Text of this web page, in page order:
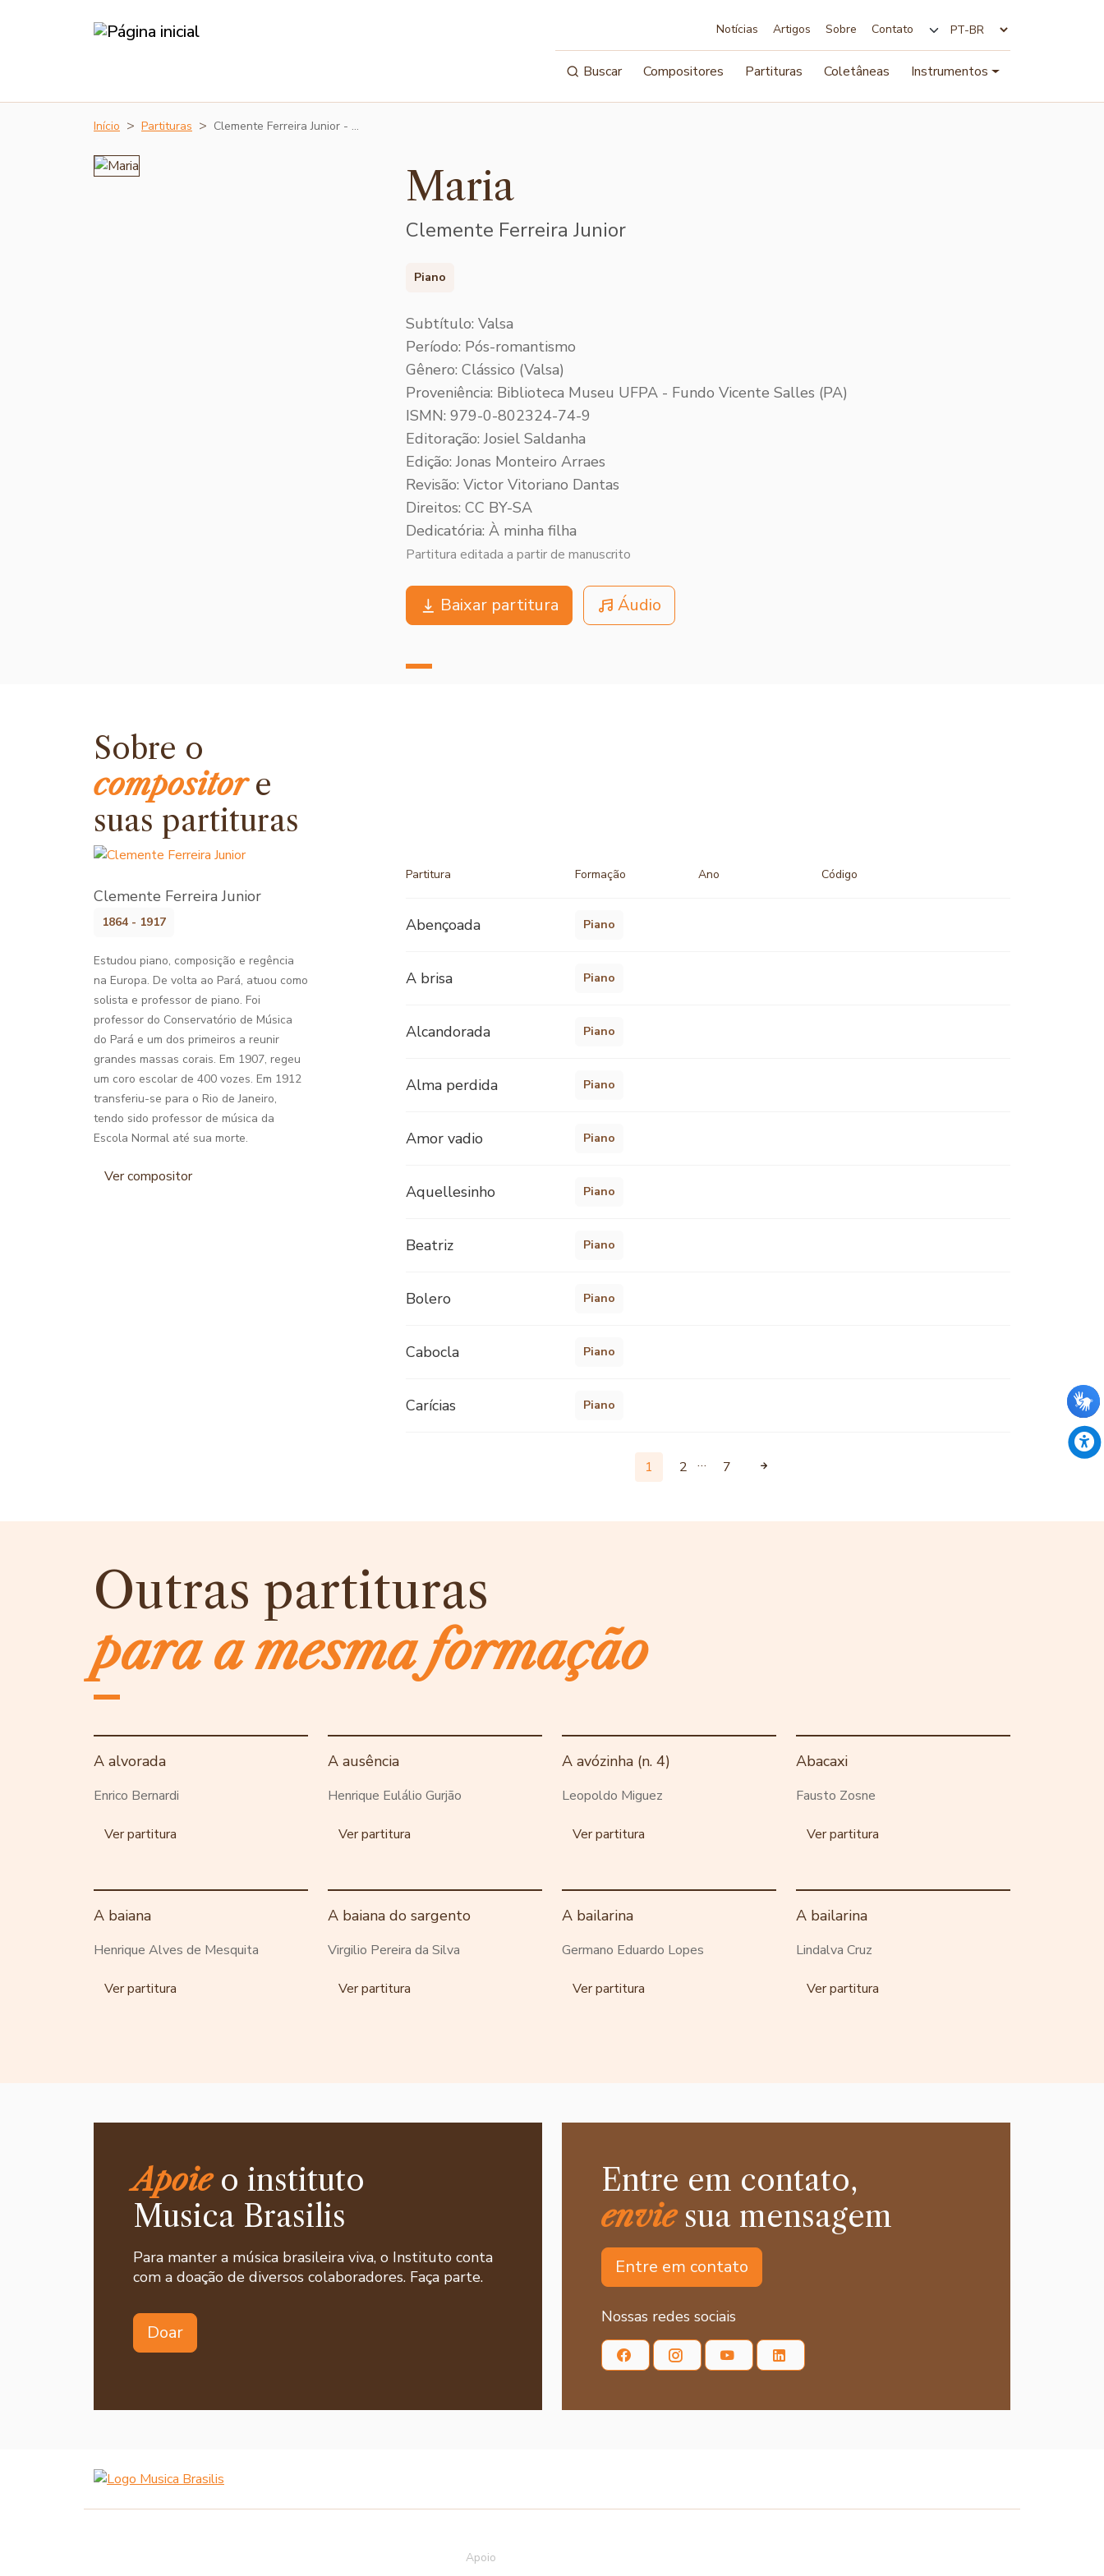
Notícias Artigos Sobre Contato
Buscar Compositores Partituras Coletâneas Instrumentos
Início Partituras Clemente Ferreira Junior - …
Maria
Clemente Ferreira Junior
Piano
Subtítulo: Valsa
Período: Pós-romantismo
Gênero: Clássico (Valsa)
Proveniência: Biblioteca Museu UFPA - Fundo Vicente Salles (PA)
ISMN: 979-0-802324-74-9
Editoração: Josiel Saldanha
Edição: Jonas Monteiro Arraes
Revisão: Victor Vitoriano Dantas
Direitos: CC BY-SA
Dedicatória: À minha filha
Partitura editada a partir de manuscrito
Baixar partitura Áudio
Sobre o
compositore
suas partituras
Clemente Ferreira Junior
1864 - 1917
Estudou piano, composição e regência
na Europa. De volta ao Pará, atuou como
solista e professor de piano. Foi
professor do Conservatório de Música
do Pará e um dos primeiros a reunir
grandes massas corais. Em 1907, regeu
um coro escolar de 400 vozes. Em 1912
transferiu-se para o Rio de Janeiro,
tendo sido professor de música da
Escola Normal até sua morte.
Ver compositor
Partitura Formação Ano Código
Abençoada Piano
A brisa Piano
Alcandorada Piano
Alma perdida Piano
Amor vadio Piano
Aquellesinho Piano
Beatriz Piano
Bolero Piano
Cabocla Piano
Carícias Piano
1 2 … 7
Outras partituras
para a mesma formação
A alvorada
Enrico Bernardi
Ver partitura
A ausência
Henrique Eulálio Gurjão
Ver partitura
A avózinha (n. 4)
Leopoldo Miguez
Ver partitura
Abacaxi
Fausto Zosne
Ver partitura
A baiana
Henrique Alves de Mesquita
Ver partitura
A baiana do sargento
Virgilio Pereira da Silva
Ver partitura
A bailarina
Germano Eduardo Lopes
Ver partitura
A bailarina
Lindalva Cruz
Ver partitura
Apoieo instituto
Musica Brasilis
Para manter a música brasileira viva, o Instituto conta
com a doação de diversos colaboradores. Faça parte.
Doar
Entre em contato,
enviesua mensagem
Entre em contato
Nossas redes sociais
Apoio